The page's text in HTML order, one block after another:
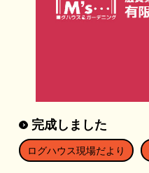
完成しました
ログハウス現場だより